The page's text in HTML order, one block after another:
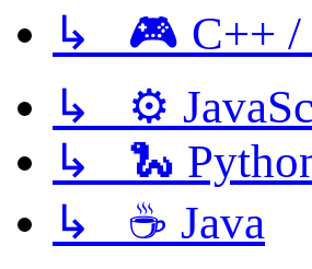
↳ 🎮 C++ /
↳ ⚙️
↳ 🐍
↳ ☕ Java